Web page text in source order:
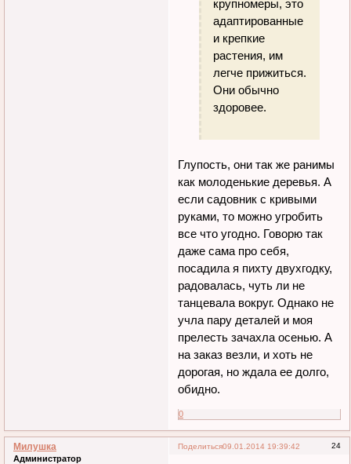
крупномеры, это
адаптированные
и крепкие
растения, им
легче прижиться.
Они обычно
здоровее.
Глупость, они так же ранимы
как молоденькие деревья. А
если садовник с кривыми
руками, то можно угробить
все что угодно. Говорю так
даже сама про себя,
посадила я пихту двухгодку,
радовалась, чуть ли не
танцевала вокруг. Однако не
учла пару деталей и моя
прелесть зачахла осенью. А
на заказ везли, и хоть не
дорогая, но ждала ее долго,
обидно.
0
Поделиться 24
09.01.2014 19:39:42
Милушка
Администратор